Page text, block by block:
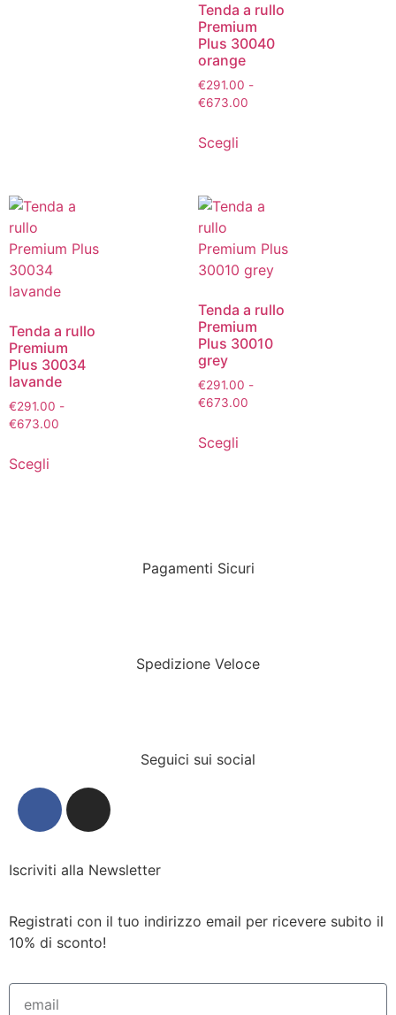
Tenda a rullo
Premium
Plus 30040
orange
€291.00 -
€673.00
Scegli
Tenda a rullo
Premium
Plus 30034
lavande
€291.00 -
€673.00
Scegli
Tenda a rullo
Premium
Plus 30010
grey
€291.00 -
€673.00
Scegli
Pagamenti Sicuri
Spedizione Veloce
Seguici sui social
Iscriviti alla Newsletter
Registrati con il tuo indirizzo email per ricevere subito il
10% di sconto!